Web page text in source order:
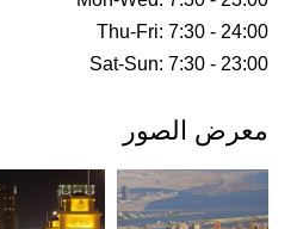
Sat-Sun: 7:30 - 23:00
معرض الصور